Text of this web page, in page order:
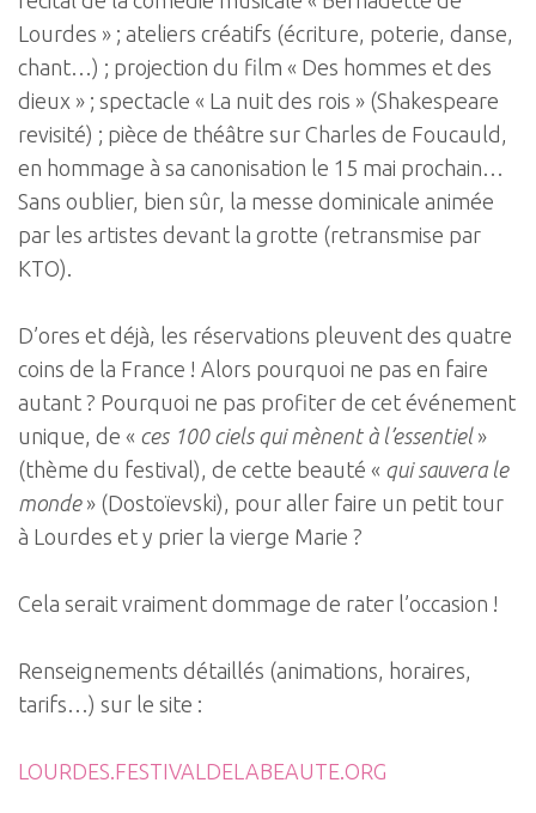
Lourdes » ; ateliers créatifs (écriture, poterie, danse,
chant…) ; projection du film « Des hommes et des
dieux » ; spectacle « La nuit des rois » (Shakespeare
revisité) ; pièce de théâtre sur Charles de Foucauld,
en hommage à sa canonisation le 15 mai prochain…
Sans oublier, bien sûr, la messe dominicale animée
par les artistes devant la grotte (retransmise par
KTO).
D’ores et déjà, les réservations pleuvent des quatre
coins de la France ! Alors pourquoi ne pas en faire
autant ? Pourquoi ne pas profiter de cet événement
unique, de « ces 100 ciels qui mènent à l’essentiel»
(thème du festival), de cette beauté « qui sauvera le
monde» (Dostoïevski), pour aller faire un petit tour
à Lourdes et y prier la vierge Marie ?
Cela serait vraiment dommage de rater l’occasion !
Renseignements détaillés (animations, horaires,
tarifs…) sur le site :
LOURDES.FESTIVALDELABEAUTE.ORG